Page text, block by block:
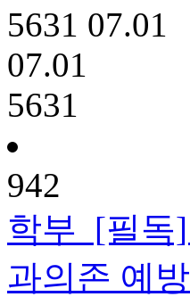
5631 07.01
07.01
5631
942
학부 [필독
과의존 예